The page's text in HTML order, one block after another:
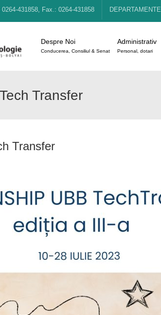
0264-431858, Fax.: 0264-431858 DEPARTAMENTE
Despre Noi
Conducerea, Consiliul & Senat
Administrativ
Personal, dotari
Transfer
Transfer